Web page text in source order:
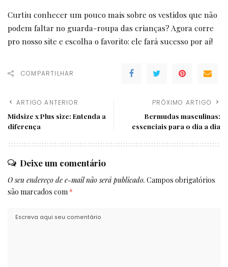
Curtiu conhecer um pouco mais sobre os vestidos que não
podem faltar no guarda-roupa das crianças? Agora corre
pro nosso site e escolha o favorito: ele fará sucesso por aí!
COMPARTILHAR
ARTIGO ANTERIOR
Midsize x Plus size: Entenda a
diferença
PRÓXIMO ARTIGO
Bermudas masculinas:
essenciais para o dia a dia
Deixe um comentário
O seu endereço de e-mail não será publicado. Campos obrigatórios
são marcados com *